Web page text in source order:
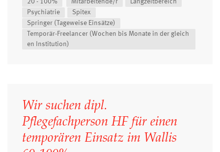
Psychiatrie
Spitex
Springer (Tageweise Einsätze)
Temporär-Freelancer (Wochen bis Monate in der gleich
en Institution)
Wir suchen dipl.
Pflegefachperson HF für einen
temporären Einsatz im Wallis